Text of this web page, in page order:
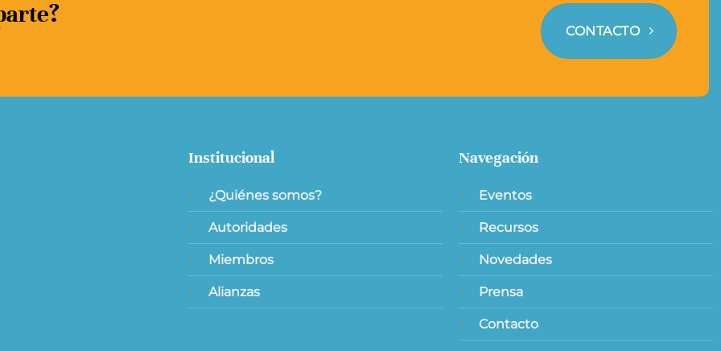
CONTACTO
Institucional
¿Quiénes somos?
Autoridades
Miembros
Alianzas
Navegación
Eventos
Recursos
Novedades
Prensa
Contacto